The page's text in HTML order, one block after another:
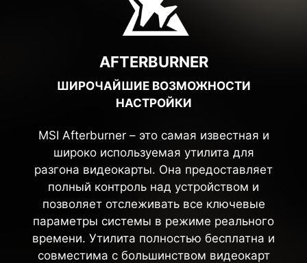
AFTERBURNER
ШИРОЧАЙШИЕ ВОЗМОЖНОСТИ
НАСТРОЙКИ
MSI Afterburner – это самая известная и
широко используемая утилита для
разгона видеокарты. Она предоставляет
полный контроль над устройством и
позволяет отслеживать все ключевые
параметры системы в режиме реального
времени. Утилита полностью бесплатна и
совместима с большинством видеокарт